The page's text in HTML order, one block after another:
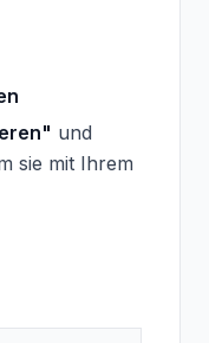
und
sie mit Ihrem